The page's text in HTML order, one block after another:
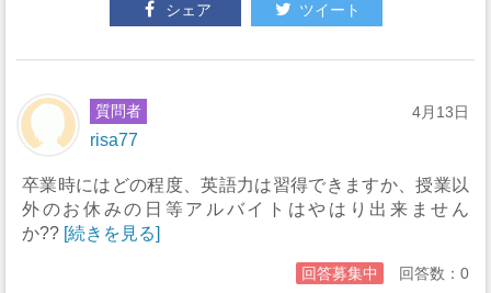
シェア ツイート
質問者
risa77
4月13日
卒業時にはどの程度、英語力は習得できますか、授業以
外のお休みの日等アルバイトはやはり出来ません
か?? [続きを見る]
回答募集中 回答数：0